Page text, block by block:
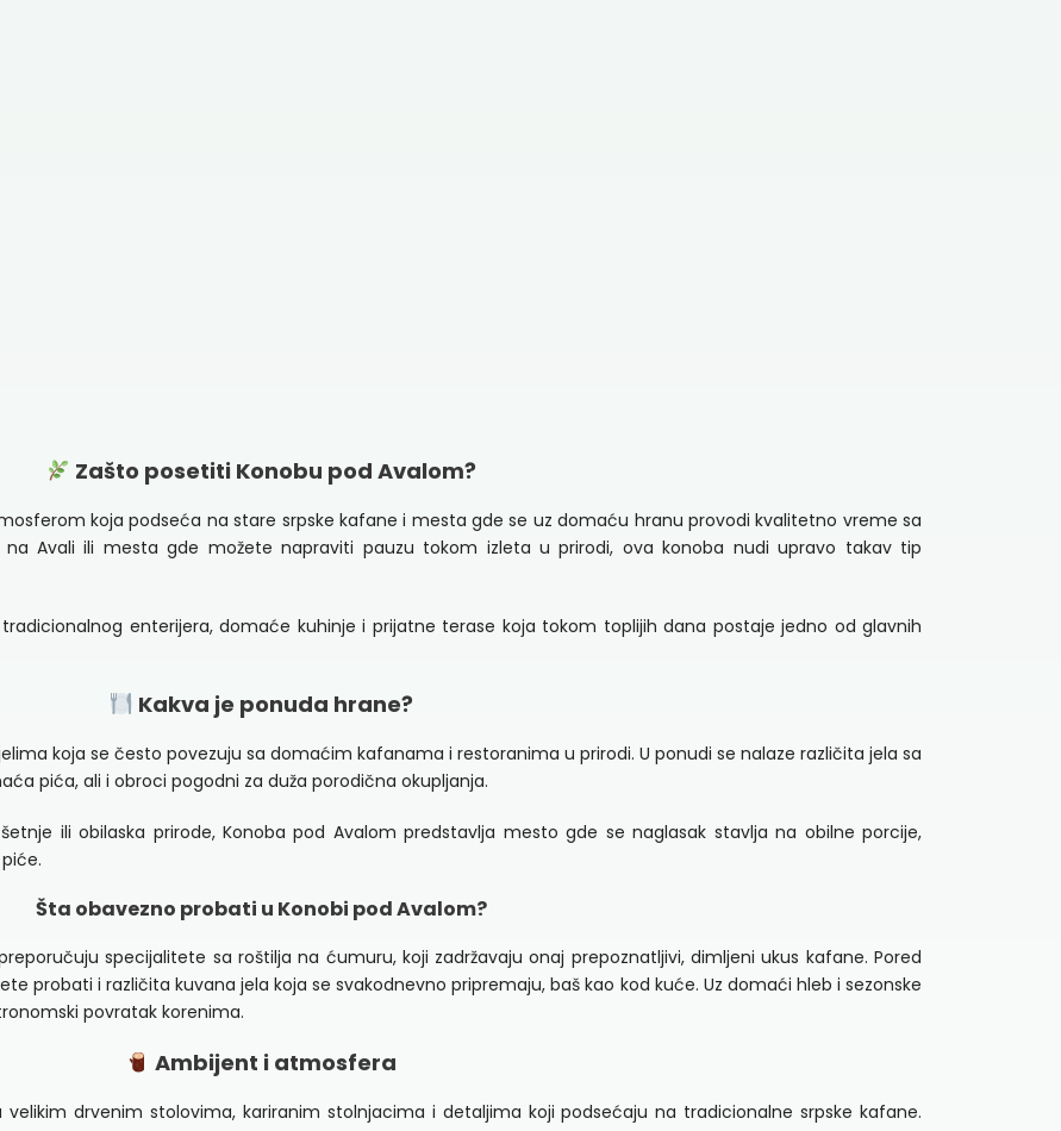
Zašto posetiti Konobu pod Avalom?
koja podseća na stare srpske kafane i mesta gde se uz domaću hranu provodi kvalitetno vreme sa
Avali ili mesta gde možete napraviti pauzu tokom izleta u prirodi, ova konoba nudi upravo takav tip
enterijera, domaće kuhinje i prijatne terase koja tokom toplijih dana postaje jedno od glavnih
Kakva je ponuda hrane?
koja se često povezuju sa domaćim kafanama i restoranima u prirodi. U ponudi se nalaze različita jela sa
pića, ali i obroci pogodni za duža porodična okupljanja.
ili obilaska prirode, Konoba pod Avalom predstavlja mesto gde se naglasak stavlja na obilne porcije,
Šta obavezno probati u Konobi pod Avalom?
specijalitete sa roštilja na ćumuru, koji zadržavaju onaj prepoznatljivi, dimljeni ukus kafane. Pored
probati i različita kuvana jela koja se svakodnevno pripremaju, baš kao kod kuće. Uz domaći hleb i sezonske
povratak korenima.
Ambijent i atmosfera
drvenim stolovima, kariranim stolnjacima i detaljima koji podsećaju na tradicionalne srpske kafane.